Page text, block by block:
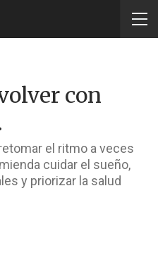
con
el ritmo a veces
cuidar el sueño,
y priorizar la salud